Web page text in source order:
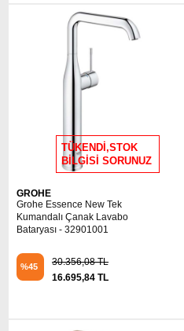
TÜKENDİ,STOK
BİLGİSİ SORUNUZ
GROHE
Grohe Essence New Tek
Kumandalı Çanak Lavabo
Bataryası - 32901001
%45
30.356,08 TL
16.695,84 TL